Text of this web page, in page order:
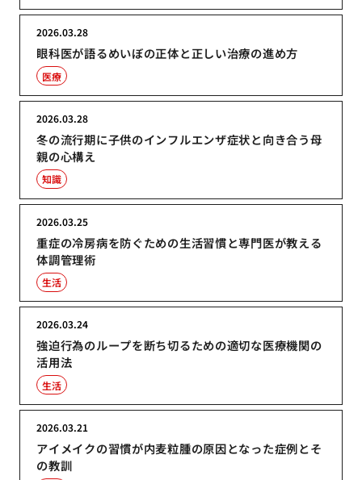
眼科医が語るめいぼの正体と正しい治療の進め方
2026.03.28
医療
冬の流行期に子供のインフルエンザ症状と向き合う母
親の心構え
2026.03.28
知識
重症の冷房病を防ぐための生活習慣と専門医が教える
体調管理術
2026.03.25
生活
強迫行為のループを断ち切るための適切な医療機関の
活用法
2026.03.24
生活
アイメイクの習慣が内麦粒腫の原因となった症例とそ
の教訓
2026.03.21